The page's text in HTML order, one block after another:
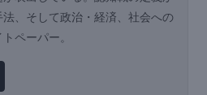
、そして政治・経済、社会への
ペーパー。